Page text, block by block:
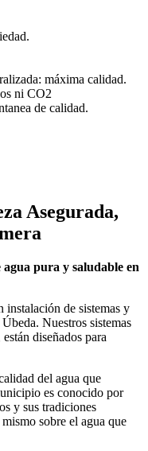
máxima calidad.
ni CO2
de calidad.
Asegurada,
pura y saludable en
instalación de sistemas y
Úbeda. Nuestros sistemas
diseñados para
del agua que
es conocido por
y sus tradiciones
sobre el agua que